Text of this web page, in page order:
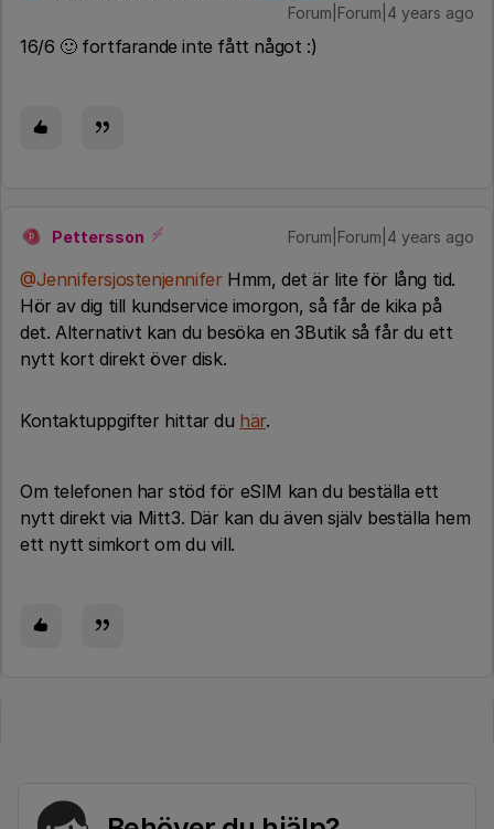
Forum|Forum|4 years ago
16/6 🙂 fortfarande inte fått något :)
P Pettersson Forum|Forum|4 years ago
@Jennifersjostenjennifer Hmm, det är lite för lång tid.
Hör av dig till kundservice imorgon, så får de kika på
det. Alternativt kan du besöka en 3Butik så får du ett
nytt kort direkt över disk.
Kontaktuppgifter hittar du här.
Om telefonen har stöd för eSIM kan du beställa ett
nytt direkt via Mitt3. Där kan du även själv beställa hem
ett nytt simkort om du vill.